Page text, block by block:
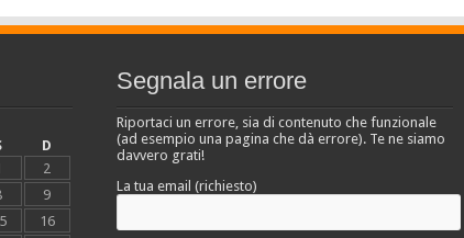
D
2
9
16
Segnala un errore
Riportaci un errore, sia di contenuto che funzionale
(ad esempio una pagina che dà errore). Te ne siamo
davvero grati!
La tua email (richiesto)